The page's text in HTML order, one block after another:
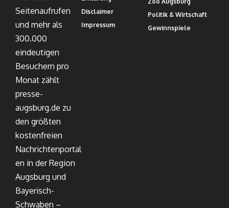
Seitenaufrufen
und mehr als
300.000
eindeutigen
Besuchern pro
Monat zählt
presse-
augsburg.de zu
den größten
kostenfreien
Nachrichtenportal
en in der Region
Augsburg und
Bayerisch-
Schwaben –
Disclaimer
Impressum
Politik & Wirtschaft
Gewinnspiele